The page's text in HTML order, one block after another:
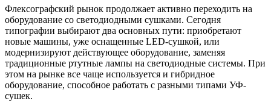
Флексографский рынок продолжает активно переходить на
оборудование со светодиодными сушками. Сегодня
типографии выбирают два основных пути: приобретают
новые машины, уже оснащенные LED-сушкой, или
модернизируют действующее оборудование, заменяя
традиционные ртутные лампы на светодиодные системы. При
этом на рынке все чаще используется и гибридное
оборудование, способное работать с разными типами УФ-
сушек.